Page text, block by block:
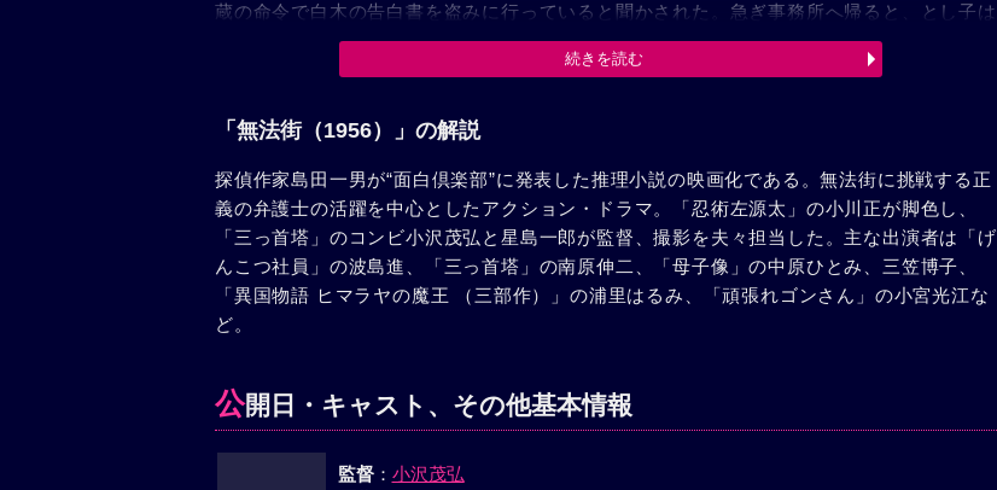
蔵の命令で白木の告白書を盗みに行っていると聞かされた。急ぎ事務所へ帰ると、とし子は
挙銃で殺され、傍に落ちていたバッジから犯人を大蔵と思った亜矢子は、新世界へと向っ
た。ホテルの表で勝次を見つけた亜矢子は大蔵を射つべく協力を求めた。勝次は大蔵の前に
テルを取巻く警官隊のサイレンが鳴り渡った。ごった返す中で勝次は大蔵を射殺、亜矢子を
昂奮した美沙子がいた。美沙子は狂気のように勝次を指して、白木を殺し、とし子を狙えと
命令したのはお前だと喚いた。それも束の間、殺人鬼の本性を現した勝次は、真相を知って
逃げる亜矢子を襲ったが、一瞬、一郎の捨身の前に斃れた。
続きを読む
「無法街（1956）」の解説
探偵作家島田一男が“面白倶楽部”に発表した推理小説の映画化である。無法街に挑戦する正
義の弁護士の活躍を中心としたアクション・ドラマ。「忍術左源太」の小川正が脚色し、
「三っ首塔」のコンビ小沢茂弘と星島一郎が監督、撮影を夫々担当した。主な出演者は「げ
んこつ社員」の波島進、「三っ首塔」の南原伸二、「母子像」の中原ひとみ、三笠博子、
「異国物語 ヒマラヤの魔王 （三部作）」の浦里はるみ、「頑張れゴンさん」の小宮光江な
ど。
公開日・キャスト、その他基本情報
監督： 小沢茂弘